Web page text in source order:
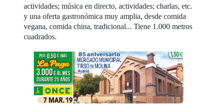
actividades; música en directo, actividades; charlas, etc.
y una oferta gastronómica muy amplia, desde comida
vegana, comida china, tradicional... Tiene 1.000 metros
cuadrados.